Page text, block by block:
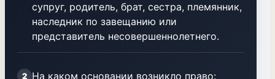
супруг, родитель, брат, сестра, племянник,
наследник по завещанию или
представитель несовершеннолетнего.
2 На каком основании возникло право: